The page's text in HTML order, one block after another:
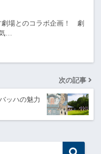
劇場とのコラボ企画！ 劇
…
次の記事
ッハの魅力